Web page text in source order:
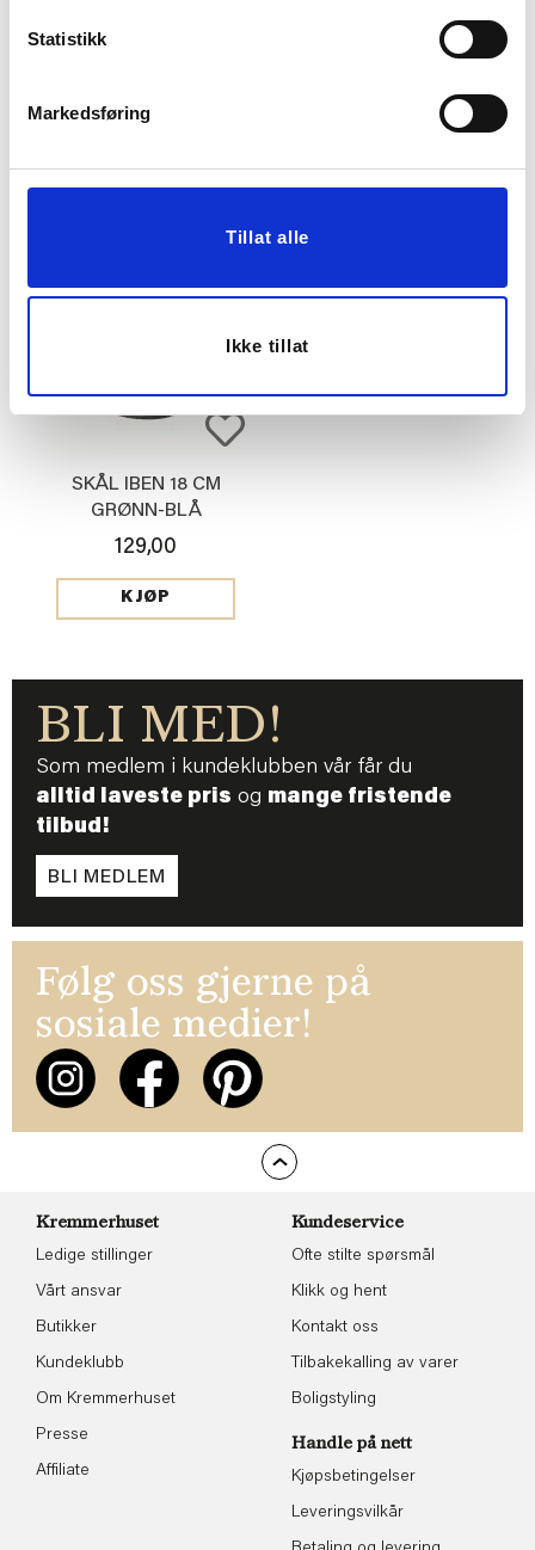
Statistikk
Markedsføring
Tillat alle
Ikke tillat
DRINKGLASS
Vis mer
VANNKARAFFEL
SKÅL IBEN 18 CM
GRØNN-BLÅ
129,00
KJØP
BLI MED!
Som medlem i kundeklubben vår får du
alltid laveste pris og mange fristende
tilbud!
BLI MEDLEM
Følg oss gjerne på
sosiale medier!
Kremmerhuset
Ledige stillinger
Vårt ansvar
Butikker
Kundeklubb
Om Kremmerhuset
Presse
Affiliate
Kundeservice
Ofte stilte spørsmål
Klikk og hent
Kontakt oss
Tilbakekalling av varer
Boligstyling
Handle på nett
Kjøpsbetingelser
Leveringsvilkår